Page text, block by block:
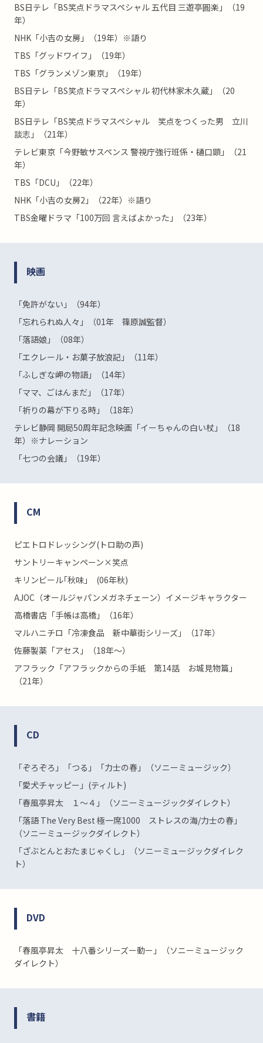
BS日テレ「BS笑点ドラマスペシャル 五代目 三遊亭圓楽」（19
年）
NHK「小吉の女房」（19年）※語り
TBS「グッドワイフ」（19年）
TBS「グランメゾン東京」（19年）
BS日テレ「BS笑点ドラマスペシャル 初代林家木久蔵」（20
年）
BS日テレ「BS笑点ドラマスペシャル 笑点をつくった男 立川
談志」（21年）
テレビ東京「今野敏サスペンス 警視庁強行班係・樋口顕」（21
年）
TBS「DCU」（22年）
NHK「小吉の女房2」（22年）※語り
TBS金曜ドラマ「100万回 言えばよかった」（23年）
映画
「免許がない」（94年）
「忘れられぬ人々」（01年 篠原誠監督）
「落語娘」（08年）
「エクレール・お菓子放浪記」（11年）
「ふしぎな岬の物語」（14年）
「ママ、ごはんまだ」（17年）
「祈りの幕が下りる時」（18年）
テレビ静岡 開局50周年記念映画「イーちゃんの白い杖」（18
年）※ナレーション
「七つの会議」（19年）
CM
ピエトロドレッシング(トロ助の声)
サントリーキャンペーン×笑点
キリンビール｢秋味｣ (06年秋)
AJOC（オールジャパンメガネチェーン）イメージキャラクター
高橋書店「手帳は高橋」（16年）
マルハニチロ「冷凍食品 新中華街シリーズ」（17年）
佐藤製薬「アセス」（18年～）
アフラック「アフラックからの手紙 第14話 お城見物篇」
（21年）
CD
「ぞろぞろ」「つる」「力士の春」（ソニーミュージック）
「愛犬チャッピー」(ティルト)
「春風亭昇太 １～４」（ソニーミュージックダイレクト）
「落語 The Very Best 極一席1000 ストレスの海/力士の春」
（ソニーミュージックダイレクト）
「ざぶとんとおたまじゃくし」（ソニーミュージックダイレク
ト）
DVD
「春風亭昇太 十八番シリーズー動ー」（ソニーミュージック
ダイレクト）
書籍